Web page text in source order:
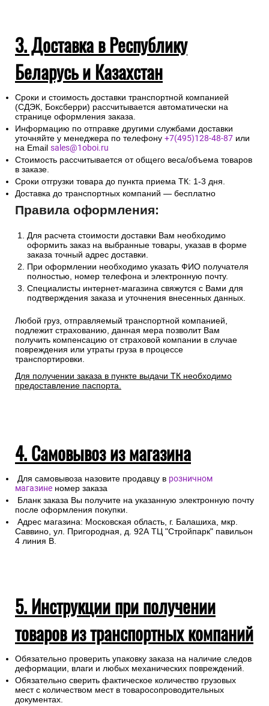
3. Доставка в Республику
Беларусь и Казахстан
Сроки и стоимость доставки транспортной компанией
(СДЭК, Боксберри) рассчитывается автоматически на
странице оформления заказа.
Информацию по отправке другими службами доставки
уточняйте у менеджера по телефону +7(495)128-48-87 или
на Email sales@1oboi.ru
Стоимость рассчитывается от общего веса/объема товаров
в заказе.
Сроки отгрузки товара до пункта приема ТК: 1-3 дня.
Доставка до транспортных компаний — бесплатно
Правила оформления:
Для расчета стоимости доставки Вам необходимо
оформить заказ на выбранные товары, указав в форме
заказа точный адрес доставки.
При оформлении необходимо указать ФИО получателя
полностью, номер телефона и электронную почту.
Специалисты интернет-магазина свяжутся с Вами для
подтверждения заказа и уточнения внесенных данных.
Любой груз, отправляемый транспортной компанией,
подлежит страхованию, данная мера позволит Вам
получить компенсацию от страховой компании в случае
повреждения или утраты груза в процессе
транспортировки.
Для получении заказа в пункте выдачи ТК необходимо
предоставление паспорта.
4. Самовывоз из магазина
Для самовывоза назовите продавцу в розничном
магазине номер заказа
Бланк заказа Вы получите на указанную электронную почту
после оформления покупки.
Адрес магазина: Московская область, г. Балашиха, мкр.
Саввино, ул. Пригородная, д. 92А ТЦ "Стройпарк" павильон
4 линия В.
5. Инструкции при получении
товаров из транспортных компаний
Обязательно проверить упаковку заказа на наличие следов
деформации, влаги и любых механических повреждений.
Обязательно сверить фактическое количество грузовых
мест с количеством мест в товаросопроводительных
документах.